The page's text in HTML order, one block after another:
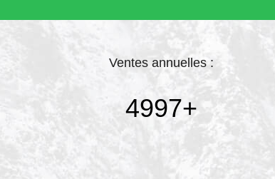
Ventes annuelles :
5000+